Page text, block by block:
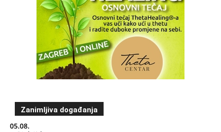
Zanimljiva događanja
05.08.